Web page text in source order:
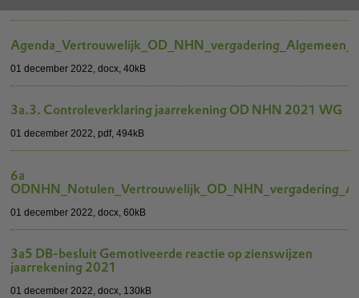
01 december 2022,docx , 40kB
3a.3. Controleverklaring jaarrekening OD NHN 2021 WG
01 december 2022, pdf, 494kB
6a
01 december 2022,docx , 60kB
3a5 DB-besluit Gemotiveerde reactie op zienswijzen
jaarrekening 2021
01 december 2022,docx, 130kB